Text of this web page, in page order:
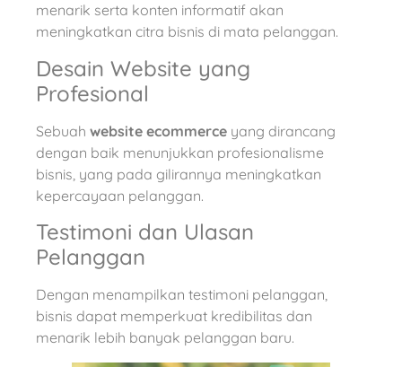
menarik serta konten informatif akan
meningkatkan citra bisnis di mata pelanggan.
Desain Website yang
Profesional
Sebuah website ecommerce yang dirancang
dengan baik menunjukkan profesionalisme
bisnis, yang pada gilirannya meningkatkan
kepercayaan pelanggan.
Testimoni dan Ulasan
Pelanggan
Dengan menampilkan testimoni pelanggan,
bisnis dapat memperkuat kredibilitas dan
menarik lebih banyak pelanggan baru.